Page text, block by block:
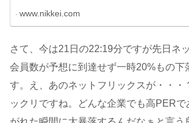
www.nikkei.com
さて、今は21日の22:19分ですが先日ネ
会員数が予想に到達せず一時20%もの下
す。え、あのネットフリックスが・・・
ックリですね。どんな企業でも高PERで